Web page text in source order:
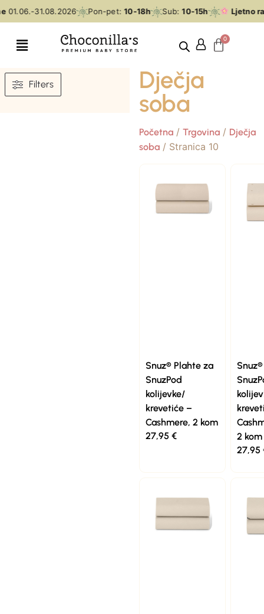
01.06.-31.08.2026 Pon-pet:10-18h Sub:10-15h Ljetno
Filters
Dječja
soba
Početna/ Trgovina/ Dječja
soba/ Stranica 10
Snuz® Plahte za
SnuzPod
kolijevke/
krevetiće –
Cashmere, 2 kom
27,95 €
2 kom
27,95